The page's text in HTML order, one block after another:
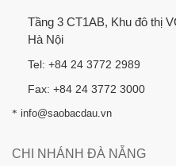
Tầng 3 CT1AB, Khu đô thị
Hà Nội
Tel: +84 24 3772 2989
Fax: +84 24 3772 3000
* info@saobacdau.vn
CHI NHÁNH ĐÀ NẴNG